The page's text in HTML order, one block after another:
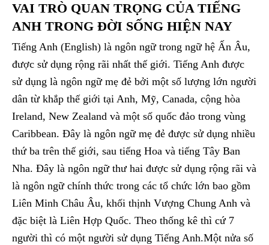
VAI TRÒ QUAN TRỌNG CỦA TIẾNG
ANH TRONG ĐỜI SỐNG HIỆN NAY
Tiếng Anh (English) là ngôn ngữ trong ngữ hệ Ấn Âu,
được sử dụng rộng rãi nhất thế giới. Tiếng Anh được
sử dụng là ngôn ngữ mẹ đẻ bởi một số lượng lớn người
dân từ khắp thế giới tại Anh, Mỹ, Canada, cộng hòa
Ireland, New Zealand và một số quốc đảo trong vùng
Caribbean. Đây là ngôn ngữ mẹ đẻ được sử dụng nhiều
thứ ba trên thế giới, sau tiếng Hoa và tiếng Tây Ban
Nha. Đây là ngôn ngữ thư hai được sử dụng rộng rãi và
là ngôn ngữ chính thức trong các tổ chức lớn bao gồm
Liên Minh Châu Âu, khối thịnh Vượng Chung Anh và
đặc biệt là Liên Hợp Quốc. Theo thống kê thì cứ 7
người thì có một người sử dụng Tiếng Anh.Một nửa số